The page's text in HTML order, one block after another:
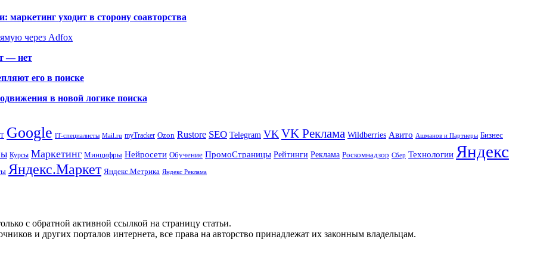
уходит в сторону соавторства
через Adfox
— нет
его в поиске
в новой логике поиска
Google IT-специалисты Mail.ru myTracker Ozon Rustore SEO Telegram VK VK Реклама Wildberries Авито Ашманов и Партнеры Бизнес
Курсы Маркетинг Минцифры Нейросети Обучение ПромоСтраницы Рейтинги Реклама Роскомнадзор Сбер Технологии Яндекс
Яндекс.Маркет Яндекс.Метрика Яндекс Реклама
с обратной активной ссылкой на страницу статьи.
и других порталов интернета, все права на авторство принадлежат их законным владельцам.